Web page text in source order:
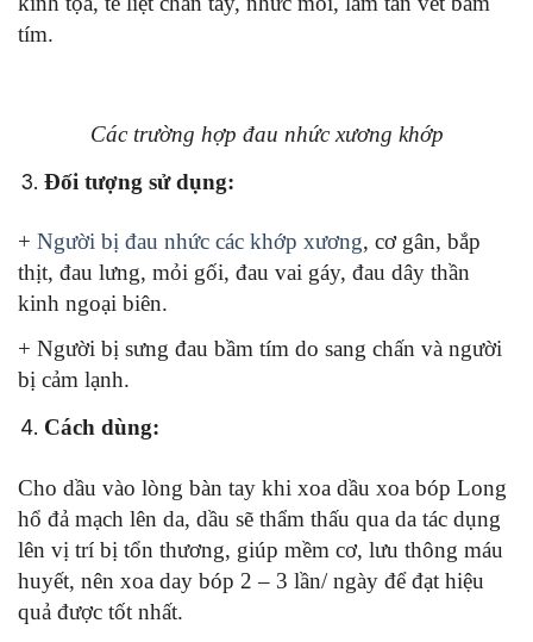
tím.
Các trường hợp đau nhức xương khớp
Đối tượng sử dụng:
+ Người bị đau nhức các khớp xương, cơ gân, bắp
thịt, đau lưng, mỏi gối, đau vai gáy, đau dây thần
kinh ngoại biên.
+ Người bị sưng đau bầm tím do sang chấn và người
bị cảm lạnh.
Cách dùng:
Cho dầu vào lòng bàn tay khi xoa dầu xoa bóp Long
hổ đả mạch lên da, dầu sẽ thẩm thấu qua da tác dụng
lên vị trí bị tổn thương, giúp mềm cơ, lưu thông máu
huyết, nên xoa day bóp 2 – 3 lần/ ngày để đạt hiệu
quả được tốt nhất.